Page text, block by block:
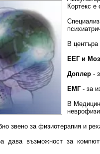
Кортекс
В центъра
ЕЕГ и
Доплер-
ЕМГ- за
В
звено за физиотерапия и
дава възможност за